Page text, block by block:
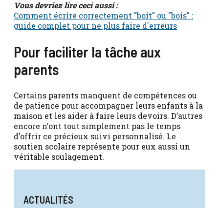
Vous devriez lire ceci aussi :
Comment écrire correctement "boit" ou "bois" :
guide complet pour ne plus faire d'erreurs
Pour faciliter la tâche aux
parents
Certains parents manquent de compétences ou
de patience pour accompagner leurs enfants à la
maison et les aider à faire leurs devoirs. D’autres
encore n’ont tout simplement pas le temps
d’offrir ce précieux suivi personnalisé. Le
soutien scolaire représente pour eux aussi un
véritable soulagement.
ACTUALITÉS